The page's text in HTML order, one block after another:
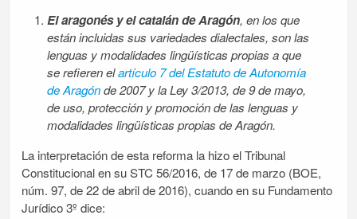
El aragonés y el catalán de Aragón, en los que
están incluidas sus variedades dialectales, son las
lenguas y modalidades lingüísticas propias a que
se refieren elartículo 7 del Estatuto de Autonomía
de Aragónde 2007 y la Ley 3/2013, de 9 de mayo,
de uso, protección y promoción de las lenguas y
modalidades lingüísticas propias de Aragón.
La interpretación de esta reforma la hizo el Tribunal
Constitucional en su STC 56/2016, de 17 de marzo (BOE,
núm. 97, de 22 de abril de 2016), cuando en su Fundamento
Jurídico 3º dice: